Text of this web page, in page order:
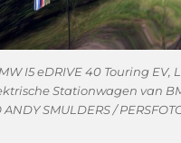
I5 eDRIVE 40 Touring EV,
Stationwagen van
SMULDERS /